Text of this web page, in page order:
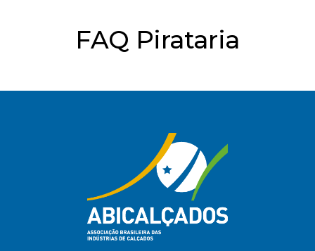
FAQ Pirataria